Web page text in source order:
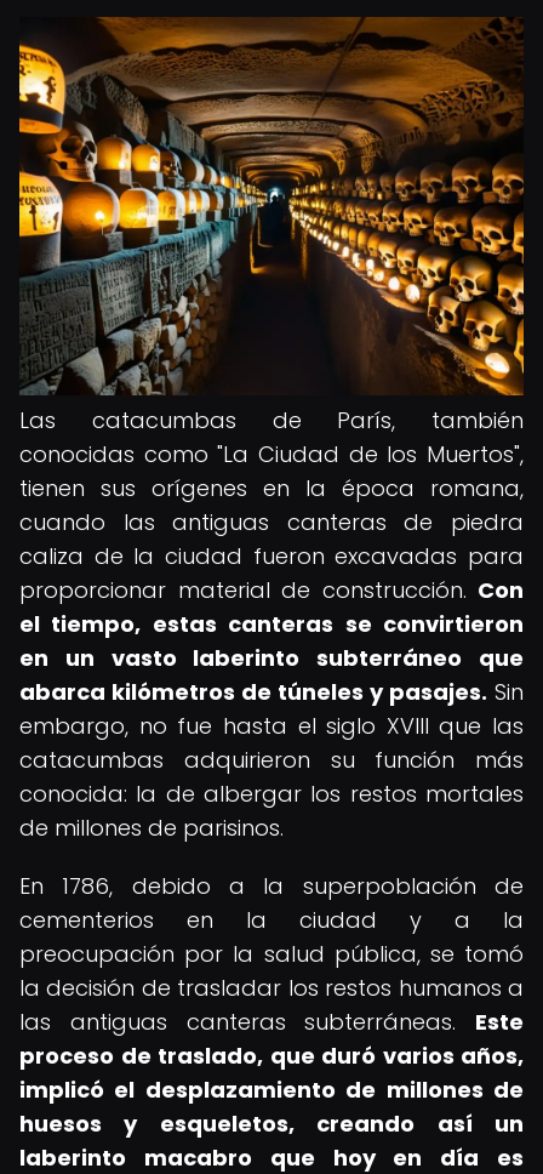
Las catacumbas de París, también
conocidas como "La Ciudad de los Muertos",
tienen sus orígenes en la época romana,
cuando las antiguas canteras de piedra
caliza de la ciudad fueron excavadas para
proporcionar material de construcción. Con
el tiempo, estas canteras se convirtieron
en un vasto laberinto subterráneo que
abarca kilómetros de túneles y pasajes. Sin
embargo, no fue hasta el siglo XVIII que las
catacumbas adquirieron su función más
conocida: la de albergar los restos mortales
de millones de parisinos.
En 1786, debido a la superpoblación de
cementerios en la ciudad y a la
preocupación por la salud pública, se tomó
la decisión de trasladar los restos humanos a
las antiguas canteras subterráneas. Este
proceso de traslado, que duró varios años,
implicó el desplazamiento de millones de
huesos y esqueletos, creando así un
laberinto macabro que hoy en día es